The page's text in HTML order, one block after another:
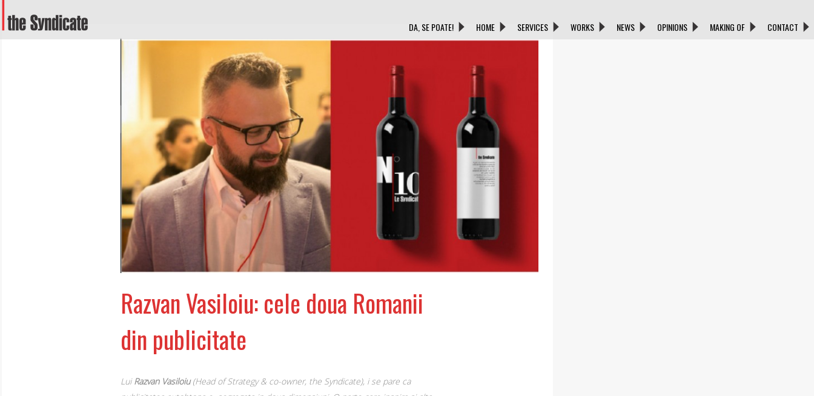
DA, SE POATE! HOME SERVICES WORKS NEWS OPINIONS MAKING OF CONTACT
Razvan Vasiloiu: cele doua Romanii
din publicitate
LuiRazvan Vasiloiu(Head of Strategy & co-owner, the Syndicate), i se pare ca